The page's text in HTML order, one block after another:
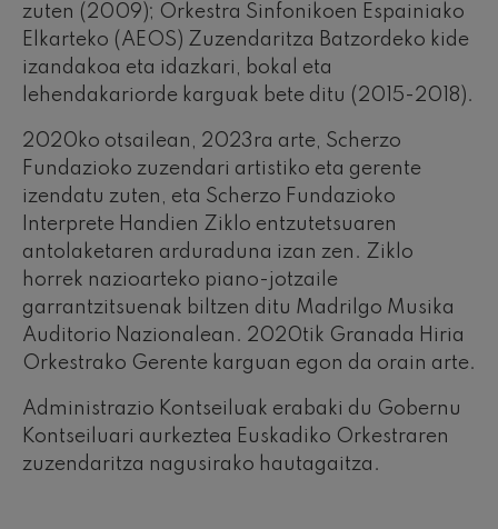
zuten (2009); Orkestra Sinfonikoen Espainiako
Elkarteko (AEOS) Zuzendaritza Batzordeko kide
izandakoa eta idazkari, bokal eta
lehendakariorde karguak bete ditu (2015-2018).
2020ko otsailean, 2023ra arte, Scherzo
Fundazioko zuzendari artistiko eta gerente
izendatu zuten, eta Scherzo Fundazioko
Interprete Handien Ziklo entzutetsuaren
antolaketaren arduraduna izan zen. Ziklo
horrek nazioarteko piano-jotzaile
garrantzitsuenak biltzen ditu Madrilgo Musika
Auditorio Nazionalean. 2020tik Granada Hiria
Orkestrako Gerente karguan egon da orain arte.
Administrazio Kontseiluak erabaki du Gobernu
Kontseiluari aurkeztea Euskadiko Orkestraren
zuzendaritza nagusirako hautagaitza.